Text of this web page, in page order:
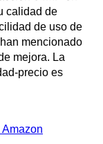
calidad de
de uso de
mencionado
mejora. La
precio es